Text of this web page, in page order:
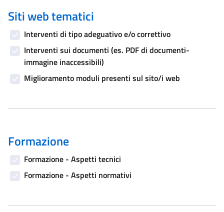
Siti web tematici
Interventi di tipo adeguativo e/o correttivo
Interventi sui documenti (es. PDF di documenti-
immagine inaccessibili)
Miglioramento moduli presenti sul sito/i web
Formazione
Formazione - Aspetti tecnici
Formazione - Aspetti normativi